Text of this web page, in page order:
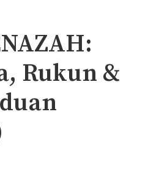
Rukun &